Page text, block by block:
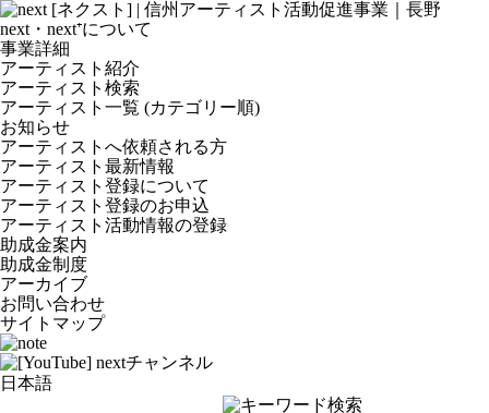
next・next⁺について
事業詳細
アーティスト紹介
アーティスト検索
アーティスト一覧 (カテゴリー順)
お知らせ
アーティストへ依頼される方
アーティスト最新情報
アーティスト登録について
アーティスト登録のお申込
アーティスト活動情報の登録
助成金案内
助成金制度
アーカイブ
お問い合わせ
サイトマップ